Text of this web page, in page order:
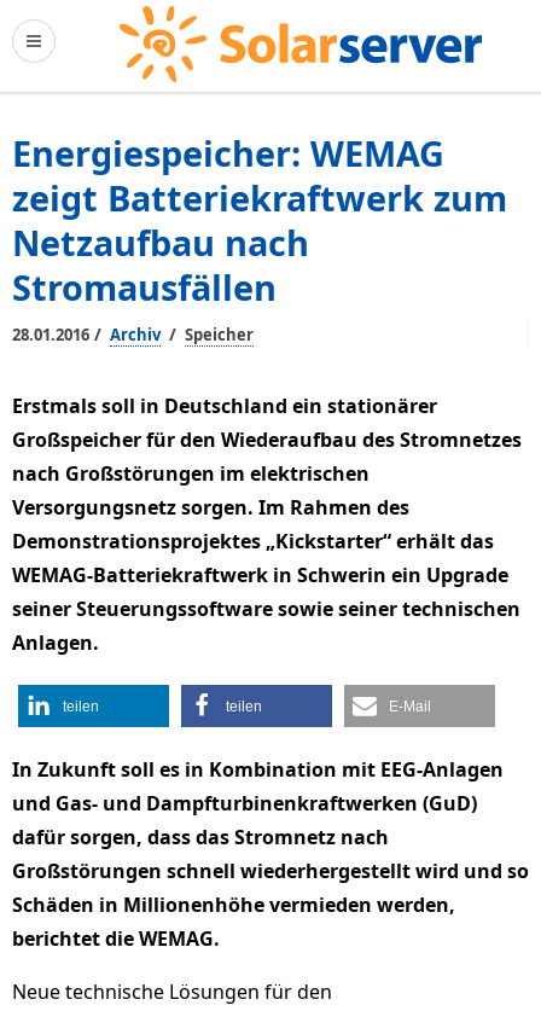
Energiespeicher: WEMAG
zeigt Batteriekraftwerk zum
Netzaufbau nach
Stromausfällen
28.01.2016 / Archiv / Speicher
Erstmals soll in Deutschland ein stationärer
Großspeicher für den Wiederaufbau des Stromnetzes
nach Großstörungen im elektrischen
Versorgungsnetz sorgen. Im Rahmen des
Demonstrationsprojektes „Kickstarter“ erhält das
WEMAG-Batteriekraftwerk in Schwerin ein Upgrade
seiner Steuerungssoftware sowie seiner technischen
Anlagen.
teilen teilen E-Mail
In Zukunft soll es in Kombination mit EEG-Anlagen
und Gas- und Dampfturbinenkraftwerken (GuD)
dafür sorgen, dass das Stromnetz nach
Großstörungen schnell wiederhergestellt wird und so
Schäden in Millionenhöhe vermieden werden,
berichtet die WEMAG.
Neue technische Lösungen für den